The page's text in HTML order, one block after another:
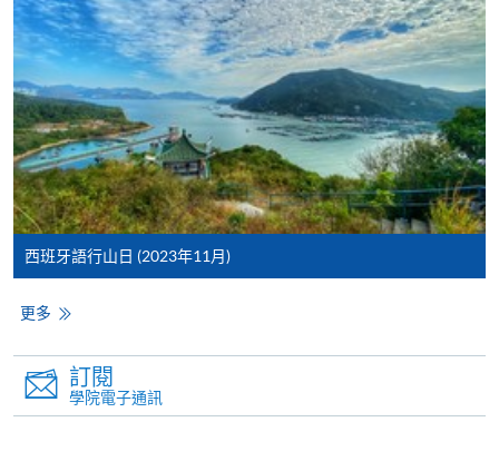
報讀同一學歷頒授課程內其他單元
​學院為學歷頒授課程特設「註冊及學費通知」，適
用於一般學歷頒授課程。
課程負責人會為學員送上「註冊及學費通知」
(「通知」)，請填妥有關「通知」，並親往報名中
何疑問，請詳閱個別課程資料，或聯絡有關課程負責
人或報名中心。
西班牙語行山日 (2023年11月)
更多
訂閱
學院電子通訊